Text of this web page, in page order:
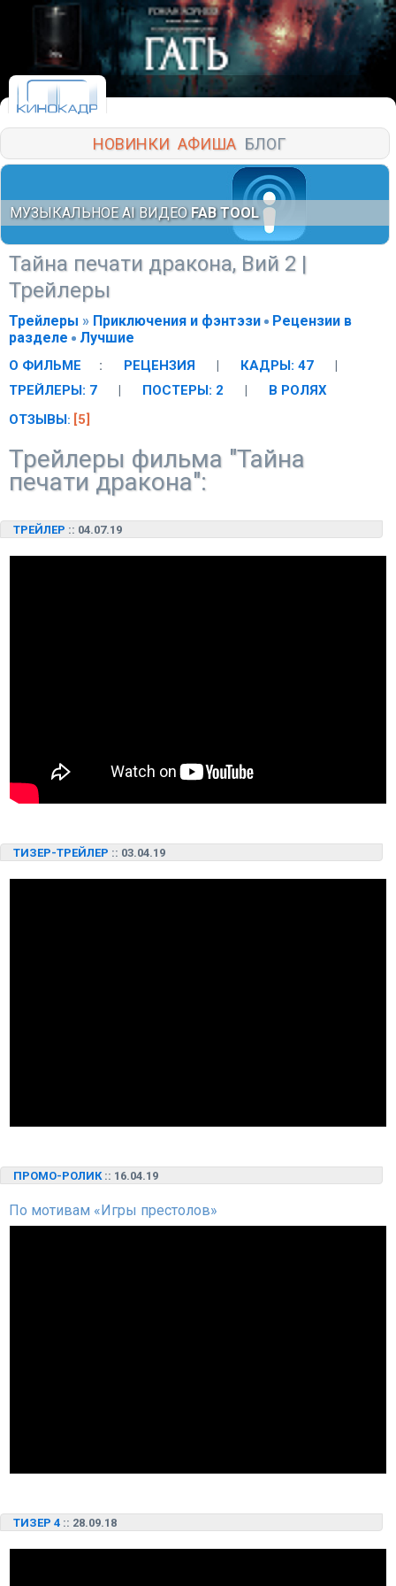
НОВИНКИ АФИША БЛОГ
МУЗЫКАЛЬНОЕ AI ВИДЕО FAB TOOL
Тайна печати дракона, Вий 2 |
Трейлеры
Трейлеры » Приключения и фэнтэзи
Рецензии в
разделе
Лучшие
О ФИЛЬМЕ : РЕЦЕНЗИЯ | КАДРЫ: 47
|
ТРЕЙЛЕРЫ: 7
| ПОСТЕРЫ: 2 |
В РОЛЯХ
ОТЗЫВЫ: [5]
Трейлеры фильма "Тайна
печати дракона":
ТРЕЙЛЕР :: 04.07.19
ТИЗЕР-ТРЕЙЛЕР :: 03.04.19
ПРОМО-РОЛИК :: 16.04.19
По мотивам «Игры престолов»
ТИЗЕР 4 :: 28.09.18